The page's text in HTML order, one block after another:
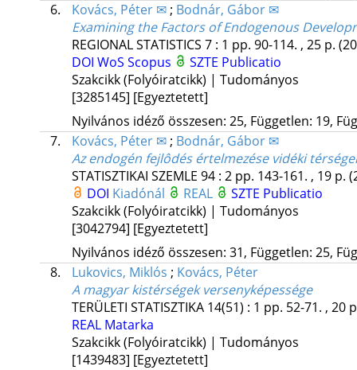
6.
Kovács, Péter ✉; Bodnár, Gábor ✉
Examining the Factors of Endogenous
REGIONAL STATISTICS 7: 1 pp. 90-114. , 25 p.
DOI WoS Scopus
SZTE Publicatio
Szakcikk (Folyóiratcikk) | Tudományos
[3285145] [Egyeztetett]
Nyilvános idéző összesen: 25, Független: 19,
7.
Kovács, Péter ✉; Bodnár, Gábor ✉
Az endogén fejlôdés értelmezése vidéki
STATISZTIKAI SZEMLE 94: 2 pp. 143-161. , 19 p.
DOI Kiadónál REAL
SZTE Publicatio
Szakcikk (Folyóiratcikk) | Tudományos
[3042794] [Egyeztetett]
Nyilvános idéző összesen: 31, Független: 25,
8.
Lukovics, Miklós ; Kovács, Péter
A magyar kistérségek versenyképessége
TERÜLETI STATISZTIKA 14(51) : 1 pp. 52-71. , 20
REAL Matarka
Szakcikk (Folyóiratcikk) | Tudományos
[1439483] [Egyeztetett]